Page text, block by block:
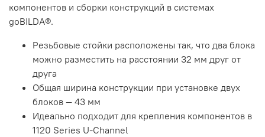
компонентов и сборки конструкций в системах
goBILDA®.
Резьбовые стойки расположены так, что два блока
можно разместить на расстоянии 32 мм друг от
друга
Общая ширина конструкции при установке двух
блоков — 43 мм
Идеально подходит для крепления компонентов в
1120 Series U-Channel